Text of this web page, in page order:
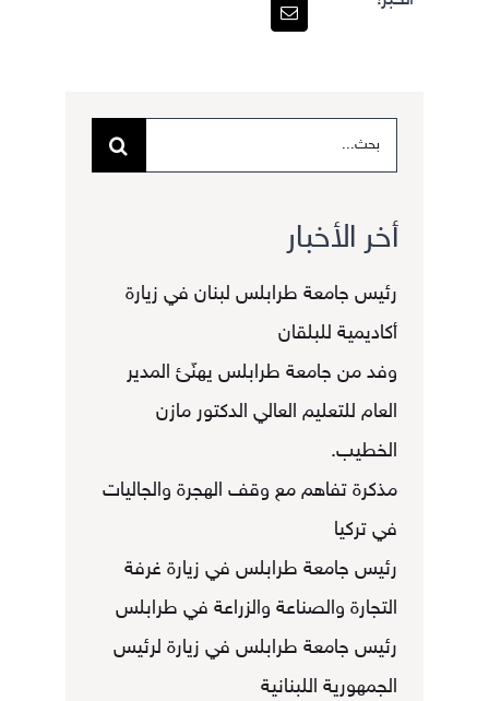
البحث
عن:
أخر الأخبار
رئيس جامعة طرابلس لبنان في زيارة
أكاديمية للبلقان
وفد من جامعة طرابلس يهنّئ المدير
العام للتعليم العالي الدكتور مازن
الخطيب.
مذكرة تفاهم مع وقف الهجرة والجاليات
في تركيا
رئيس جامعة طرابلس في زيارة غرفة
التجارة والصناعة والزراعة في طرابلس
رئيس جامعة طرابلس في زيارة لرئيس
الجمهورية اللبنانية